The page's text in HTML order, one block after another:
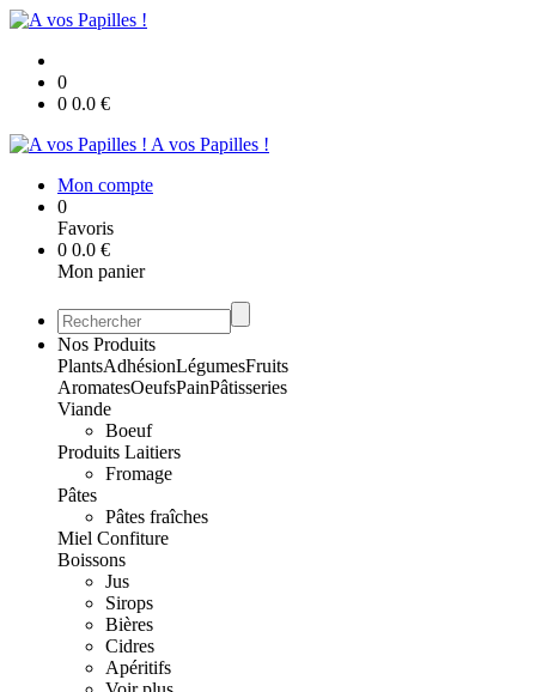
0
0 0.0 €
A vos Papilles !
Mon compte
0
Favoris
0 0.0 €
Mon panier
Nos Produits
PlantsAdhésionLégumesFruits
AromatesOeufsPainPâtisseries
Viande
Boeuf
Produits Laitiers
Fromage
Pâtes
Pâtes fraîches
Miel Confiture
Boissons
Jus
Sirops
Bières
Cidres
Apéritifs